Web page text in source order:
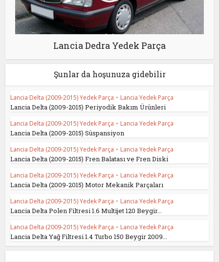
Lancia Dedra Yedek Parça
Şunlar da hoşunuza gidebilir
Lancia Delta (2009-2015) Yedek Parça • Lancia Yedek Parça
Lancia Delta (2009-2015) Periyodik Bakım Ürünleri
Lancia Delta (2009-2015) Yedek Parça • Lancia Yedek Parça
Lancia Delta (2009-2015) Süspansiyon
Lancia Delta (2009-2015) Yedek Parça • Lancia Yedek Parça
Lancia Delta (2009-2015) Fren Balatası ve Fren Diski
Lancia Delta (2009-2015) Yedek Parça • Lancia Yedek Parça
Lancia Delta (2009-2015) Motor Mekanik Parçaları
Lancia Delta (2009-2015) Yedek Parça • Lancia Yedek Parça
Lancia Delta Polen Filtresi 1.6 Multijet 120 Beygir...
Lancia Delta (2009-2015) Yedek Parça • Lancia Yedek Parça
Lancia Delta Yağ Filtresi 1.4 Turbo 150 Beygir 2009...